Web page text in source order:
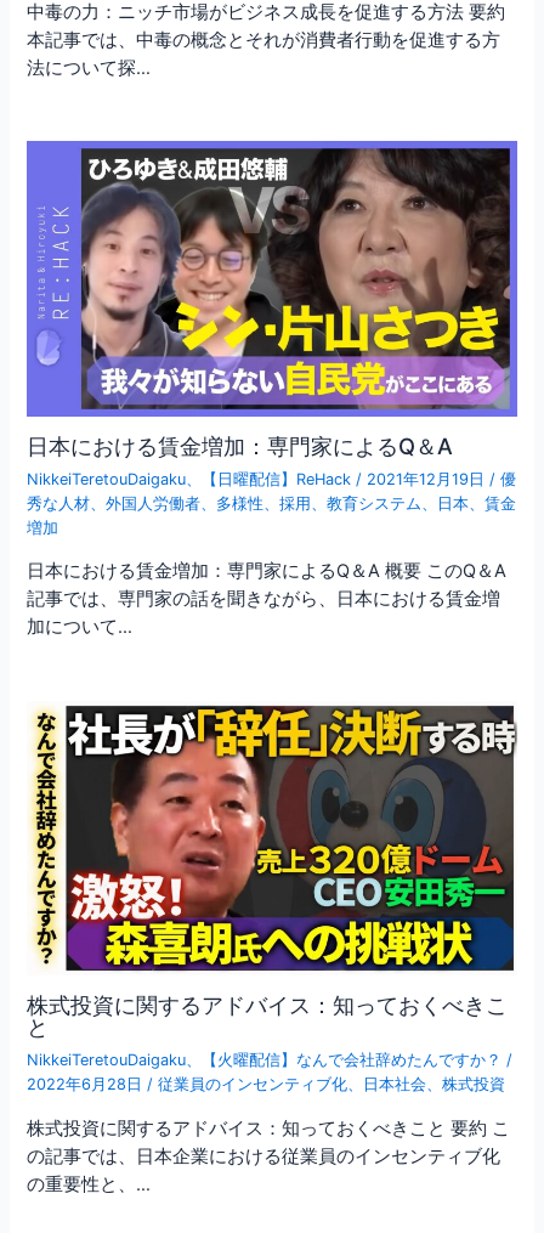
中毒の力：ニッチ市場がビジネス成長を促進する方法 要約
本記事では、中毒の概念とそれが消費者行動を促進する方
法について探…
日本における賃金増加：専門家によるQ＆A
NikkeiTeretouDaigaku 【日曜配信】ReHack / 2021年12月19日 /優
秀な人材 、外国人労働者 多様性 、採用 、教育システム 日本 、賃金
増加
日本における賃金増加：専門家によるQ＆A 概要 このQ＆A
記事では、専門家の話を聞きながら、日本における賃金増
加について…
株式投資に関するアドバイス：知っておくべきこ
と
NikkeiTeretouDaigaku、 【火曜配信】なんで会社辞めたんですか？ /
2022年6月28日 /従業員のインセンティブ化、 日本社会、株式投資
株式投資に関するアドバイス：知っておくべきこと 要約 こ
の記事では、日本企業における従業員のインセンティブ化
の重要性と、…